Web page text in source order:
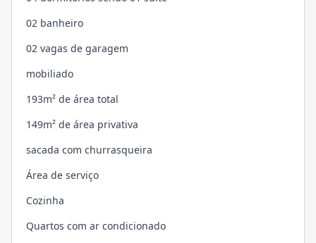
02 banheiro
02 vagas de garagem
mobiliado
193m² de área total
149m² de área privativa
sacada com churrasqueira
Área de serviço
Cozinha
Quartos com ar condicionado